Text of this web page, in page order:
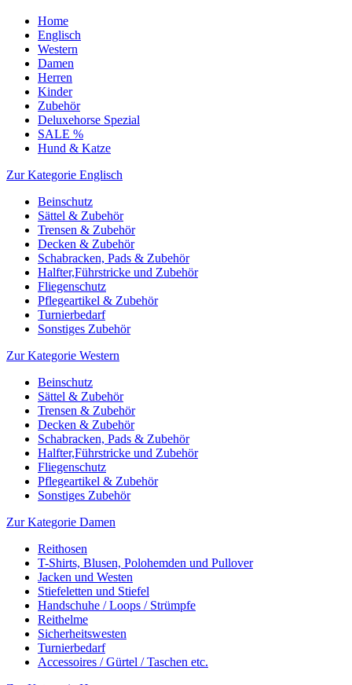
Home
Englisch
Western
Damen
Herren
Kinder
Zubehör
Deluxehorse Spezial
SALE %
Hund & Katze
Zur Kategorie Englisch
Beinschutz
Sättel & Zubehör
Trensen & Zubehör
Decken & Zubehör
Schabracken, Pads & Zubehör
Halfter,Führstricke und Zubehör
Fliegenschutz
Pflegeartikel & Zubehör
Turnierbedarf
Sonstiges Zubehör
Zur Kategorie Western
Beinschutz
Sättel & Zubehör
Trensen & Zubehör
Decken & Zubehör
Schabracken, Pads & Zubehör
Halfter,Führstricke und Zubehör
Fliegenschutz
Pflegeartikel & Zubehör
Sonstiges Zubehör
Zur Kategorie Damen
Reithosen
T-Shirts, Blusen, Polohemden und Pullover
Jacken und Westen
Stiefeletten und Stiefel
Handschuhe / Loops / Strümpfe
Reithelme
Sicherheitswesten
Turnierbedarf
Accessoires / Gürtel / Taschen etc.